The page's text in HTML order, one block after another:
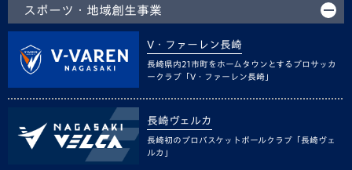
スポーツ・地域創生事業
V・ファーレン長崎
長崎県内21市町をホームタウンとするプロサッカ
ークラブ「V・ファーレン長崎」
長崎ヴェルカ
長崎初のプロバスケットボールクラブ「長崎ヴェ
ルカ」